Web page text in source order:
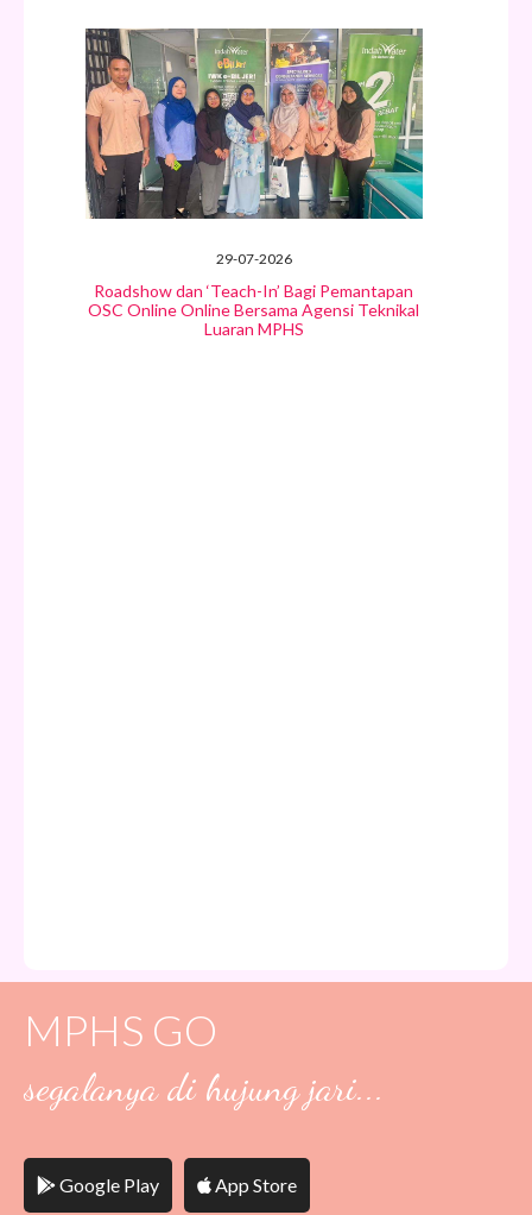
29-07-2026
Roadshow dan ‘Teach-In’ Bagi Pemantapan
OSC Online Online Bersama Agensi Teknikal
Luaran MPHS
MPHS GO
segalanya di hujung jari...
Google Play App Store